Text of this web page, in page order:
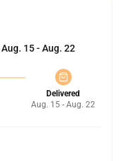
Aug. 15 - Aug. 22
Delivered
Aug. 15 - Aug. 22